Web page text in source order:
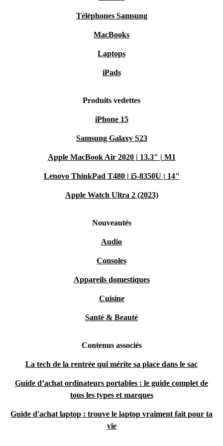
Téléphones Samsung
MacBooks
Laptops
iPads
Produits vedettes
iPhone 15
Samsung Galaxy S23
Apple MacBook Air 2020 | 13.3" | M1
Lenovo ThinkPad T480 | i5-8350U | 14"
Apple Watch Ultra 2 (2023)
Nouveautés
Audio
Consoles
Appareils domestiques
Cuisine
Santé & Beauté
Contenus associés
La tech de la rentrée qui mérite sa place dans le sac
Guide d’achat ordinateurs portables : le guide complet de
tous les types et marques
Guide d'achat laptop : trouve le laptop vraiment fait pour ta
vie